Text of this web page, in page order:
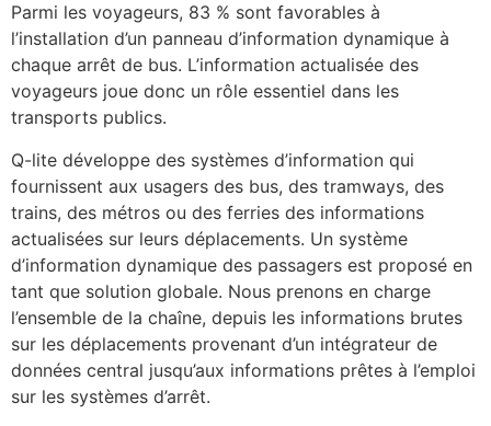
Parmi les voyageurs, 83 % sont favorables à
l’installation d’un panneau d’information dynamique à
chaque arrêt de bus. L’information actualisée des
voyageurs joue donc un rôle essentiel dans les
transports publics.
Q-lite développe des systèmes d’information qui
fournissent aux usagers des bus, des tramways, des
trains, des métros ou des ferries des informations
actualisées sur leurs déplacements. Un système
d’information dynamique des passagers est proposé en
tant que solution globale. Nous prenons en charge
l’ensemble de la chaîne, depuis les informations brutes
sur les déplacements provenant d’un intégrateur de
données central jusqu’aux informations prêtes à l’emploi
sur les systèmes d’arrêt.